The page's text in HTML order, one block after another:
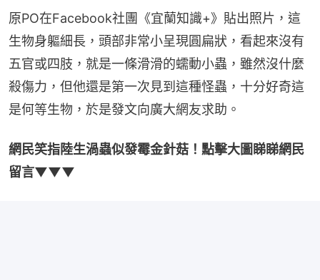
原PO在Facebook社團《宜蘭知識+》貼出照片，這
生物身軀細長，頭部非常小呈現圓扁狀，看起來沒有
五官或四肢，就是一條滑滑的蠕動小蟲，雖然沒什麼
殺傷力，但他還是第一次見到這種怪蟲，十分好奇這
是何等生物，於是發文向廣大網友求助。
網民笑指陸生渦蟲似發霉金針菇！點擊大圖睇睇網民
留言▼▼▼